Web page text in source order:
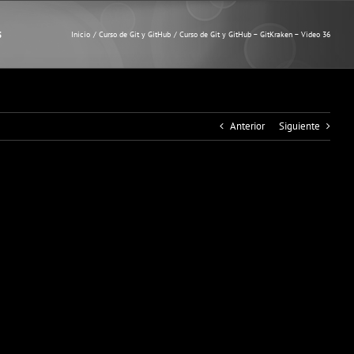
Inicio Curso de Git y GitHub Curso de Git y GitHub – GitKraken – Video 36
Anterior Siguiente